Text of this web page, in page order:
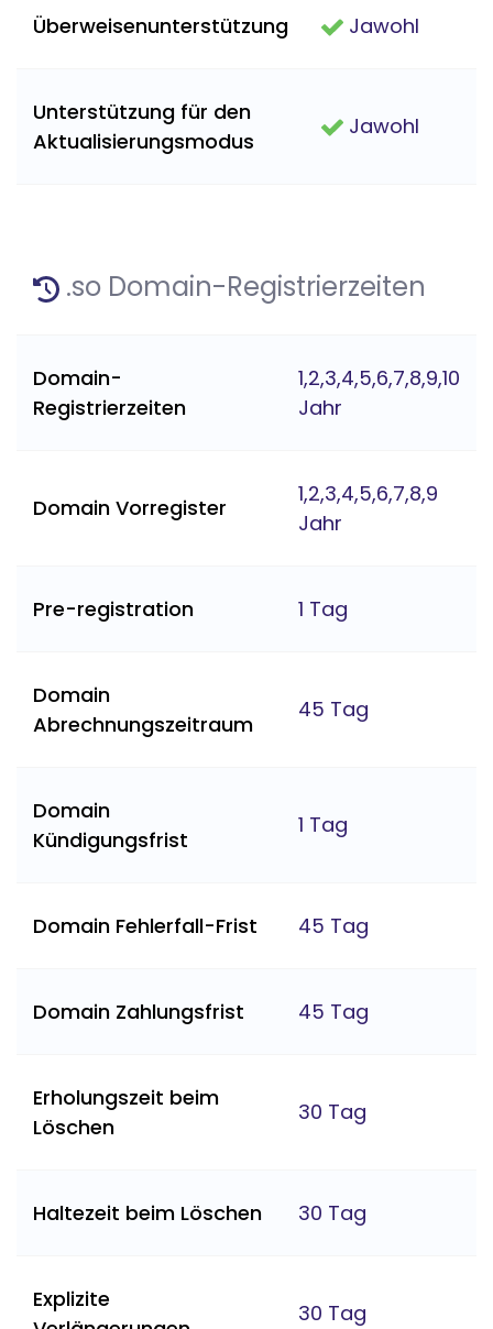
Überweisenunterstützung Jawohl
Unterstützung für den
Aktualisierungsmodus
Jawohl
.so Domain-Registrierzeiten
Domain-
Registrierzeiten
1,2,3,4,5,6,7,8,9,10
Jahr
Domain Vorregister
1,2,3,4,5,6,7,8,9
Jahr
Pre-registration 1 Tag
Domain
Abrechnungszeitraum
45 Tag
Domain
Kündigungsfrist
1 Tag
Domain Fehlerfall-Frist 45 Tag
Domain Zahlungsfrist 45 Tag
Erholungszeit beim
Löschen
30 Tag
Haltezeit beim Löschen 30 Tag
Explizite
30 Tag